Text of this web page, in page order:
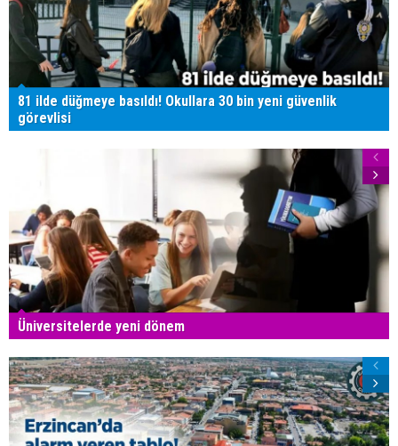
81 ilde düğmeye basıldı! Okullara 30 bin yeni güvenlik
görevlisi
Üniversitelerde yeni dönem